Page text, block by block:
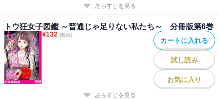
あらすじを見る
トウ狂女子図鑑 ～普通じゃ足りない私たち～ 分冊版第6巻
¥132 (税込)
カートに入れる
試し読み
お気に入り
あらすじを見る